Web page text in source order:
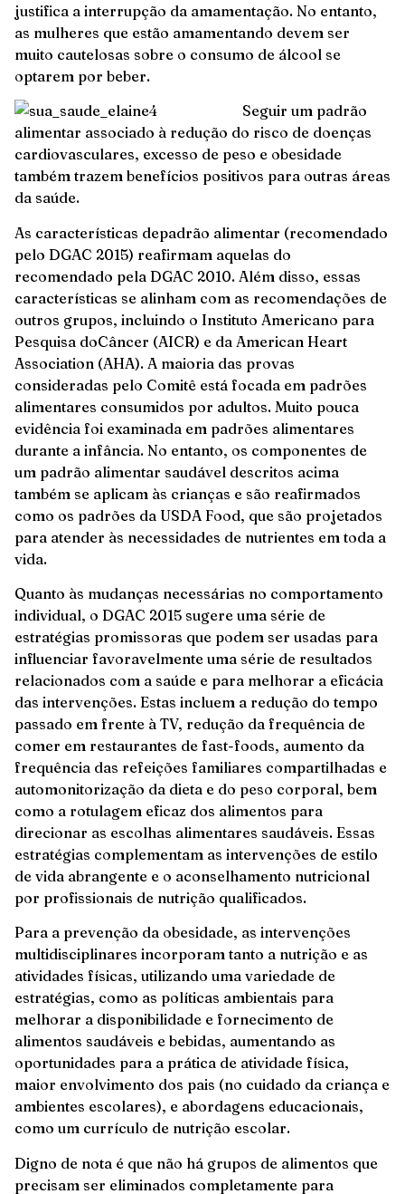
justifica a interrupção da amamentação. No entanto,
as mulheres que estão amamentando devem ser
muito cautelosas sobre o consumo de álcool se
optarem por beber.
Seguir um padrão
alimentar associado à redução do risco de doenças
cardiovasculares, excesso de peso e obesidade
também trazem benefícios positivos para outras áreas
da saúde.
As características depadrão alimentar (recomendado
pelo DGAC 2015) reafirmam aquelas do
recomendado pela DGAC 2010. Além disso, essas
características se alinham com as recomendações de
outros grupos, incluindo o Instituto Americano para
Pesquisa doCâncer (AICR) e da American Heart
Association (AHA). A maioria das provas
consideradas pelo Comitê está focada em padrões
alimentares consumidos por adultos. Muito pouca
evidência foi examinada em padrões alimentares
durante a infância. No entanto, os componentes de
um padrão alimentar saudável descritos acima
também se aplicam às crianças e são reafirmados
como os padrões da USDA Food, que são projetados
para atender às necessidades de nutrientes em toda a
vida.
Quanto às mudanças necessárias no comportamento
individual, o DGAC 2015 sugere uma série de
estratégias promissoras que podem ser usadas para
influenciar favoravelmente uma série de resultados
relacionados com a saúde e para melhorar a eficácia
das intervenções. Estas incluem a redução do tempo
passado em frente à TV, redução da frequência de
comer em restaurantes de fast-foods, aumento da
frequência das refeições familiares compartilhadas e
automonitorização da dieta e do peso corporal, bem
como a rotulagem eficaz dos alimentos para
direcionar as escolhas alimentares saudáveis. Essas
estratégias complementam as intervenções de estilo
de vida abrangente e o aconselhamento nutricional
por profissionais de nutrição qualificados.
Para a prevenção da obesidade, as intervenções
multidisciplinares incorporam tanto a nutrição e as
atividades físicas, utilizando uma variedade de
estratégias, como as políticas ambientais para
melhorar a disponibilidade e fornecimento de
alimentos saudáveis e bebidas, aumentando as
oportunidades para a prática de atividade física,
maior envolvimento dos pais (no cuidado da criança e
ambientes escolares), e abordagens educacionais,
como um currículo de nutrição escolar.
Digno de nota é que não há grupos de alimentos que
precisam ser eliminados completamente para